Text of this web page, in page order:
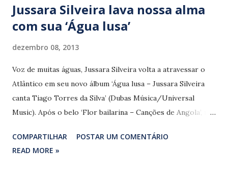
Jussara Silveira lava nossa alma
com sua ‘Água lusa’
dezembro 08, 2013
Voz de muitas águas, Jussara Silveira volta a atravessar o
Atlântico em seu novo álbum ‘Água lusa – Jussara Silveira
canta Tiago Torres da Silva’ (Dubas Música/Universal
Music). Após o belo ‘Flor bailarina – Canções de Angola’, no
cantora mergulha nos mares do mais icônico gênero
musical português, o fado. Sereia das mais melodiosas da
COMPARTILHAR
POSTAR UM COMENTÁRIO
READ MORE »